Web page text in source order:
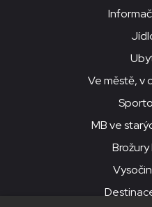
Ve městě, v
MB ve